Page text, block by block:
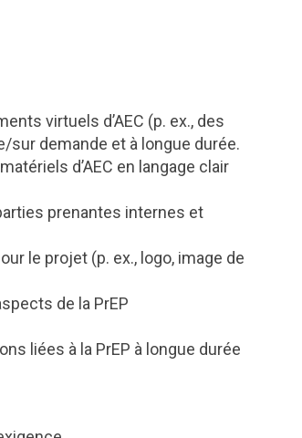
virtuels d’AEC (p. ex., des
sur demande et à longue durée.
d’AEC en langage clair
prenantes internes et
le projet (p. ex., logo, image de
de la PrEP
liées à la PrEP à longue durée